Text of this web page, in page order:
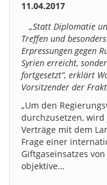
11.04.2017
„Statt Diplomatie
Treffen und
Erpressungen gegen
Syrien erreicht,
fortgesetzt“, erklärt
Vorsitzender der
„Um den
durchzusetzen,
Verträge mit dem
Frage einer
Giftgaseinsatzes
objektive…